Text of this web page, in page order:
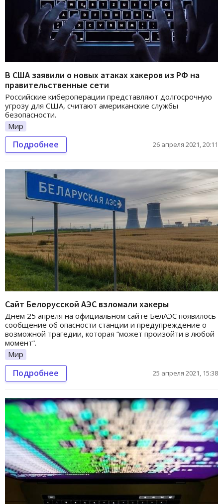
В США заявили о новых атаках хакеров из РФ на
правительственные сети
Российские кибероперации представляют долгосрочную
угрозу для США, считают американские службы
безопасности.
Мир
Подробнее 26 апреля 2021, 20:11
Сайт Белорусской АЭС взломали хакеры
Днем 25 апреля на официальном сайте БелАЭС появилось
сообщение об опасности станции и предупреждение о
возможной трагедии, которая “может произойти в любой
момент”.
Мир
Подробнее 25 апреля 2021, 15:38